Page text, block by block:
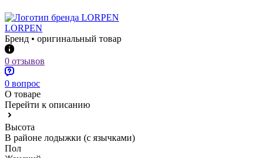
LORPEN
Бренд • оригинальный товар
0 отзывов
0 вопрос
О товаре
Перейти к описанию
Высота
В районе лодыжки (с язычками)
Пол